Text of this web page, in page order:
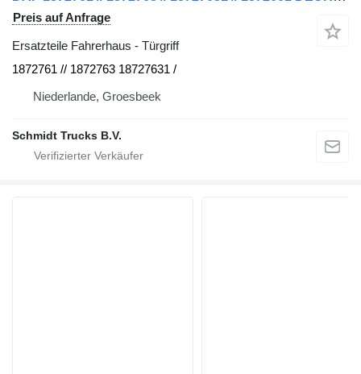
Preis auf Anfrage
Ersatzteile Fahrerhaus - Türgriff
1872761 // 1872763 18727631 /
Niederlande, Groesbeek
Schmidt Trucks B.V.